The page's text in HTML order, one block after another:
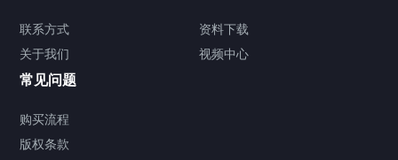
TCU温度控制单元
Chiller气体控温系统
联系方式
关于我们
资料下载
视频中心
常见问题
购买流程
版权条款